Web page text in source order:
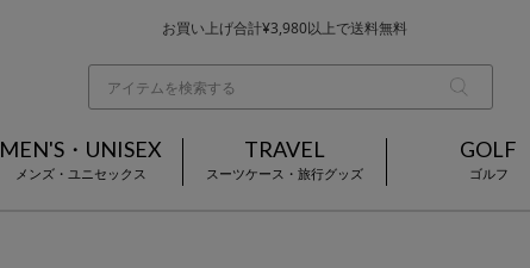
お買い上げ合計¥3,980以上で送料無料
当日～翌営業日を目安に順次発送（一部お取り寄せ商品を除く）
MEN'S・UNISEX
メンズ・ユニセックス
TRAVEL
スーツケース・旅行グッズ
GOLF
ゴルフ